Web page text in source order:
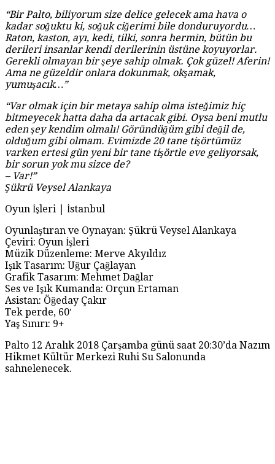
“Bir Palto, biliyorum size delice gelecek ama hava o
kadar soğuktu ki, soğuk ciğerimi bile donduruyordu…
Raton, kaston, ayı, kedi, tilki, sonra hermin, bütün bu
derileri insanlar kendi derilerinin üstüne koyuyorlar.
Gerekli olmayan bir şeye sahip olmak. Çok güzel! Aferin!
Ama ne güzeldir onlara dokunmak, okşamak,
yumuşacık…”
“Var olmak için bir metaya sahip olma isteğimiz hiç
bitmeyecek hatta daha da artacak gibi. Oysa beni mutlu
eden şey kendim olmalı! Göründüğüm gibi değil de,
olduğum gibi olmam. Evimizde 20 tane tişörtümüz
varken ertesi gün yeni bir tane tişörtle eve geliyorsak,
bir sorun yok mu sizce de?
– Var!”
Şükrü Veysel Alankaya
Oyun İşleri | İstanbul
Oyunlaştıran ve Oynayan: Şükrü Veysel Alankaya
Çeviri: Oyun İşleri
Müzik Düzenleme: Merve Akyıldız
Işık Tasarım: Uğur Çağlayan
Grafik Tasarım: Mehmet Dağlar
Ses ve Işık Kumanda: Orçun Ertaman
Asistan: Öğeday Çakır
Tek perde, 60′
Yaş Sınırı: 9+
Palto 12 Aralık 2018 Çarşamba günü saat 20:30’da Nazım
Hikmet Kültür Merkezi Ruhi Su Salonunda
sahnelenecek.